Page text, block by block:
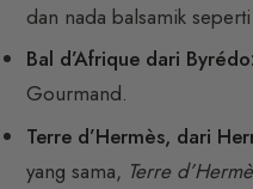
dan nada balsamik
Bal d’Afrique dari Byrédo:
Gourmand.
Terre d’Hermès, dari
yang sama, Terre